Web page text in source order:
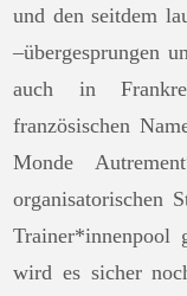
und den seitdem
–übergesprungen
auch in
französischen
Monde
organisatorischen
Trainer*innenpool
wird es sicher